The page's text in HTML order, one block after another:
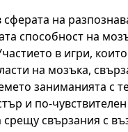
сферата на
способност на
в игри,
на мозъка,
заниманията с
и по-
срещу свързания с